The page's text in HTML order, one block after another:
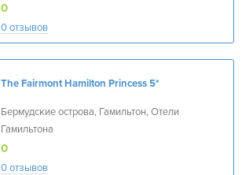
0
0 отзывов
The Fairmont Hamilton Princess5*
Бермудские острова, Гамильтон, Отели
Гамильтона
0
0 отзывов